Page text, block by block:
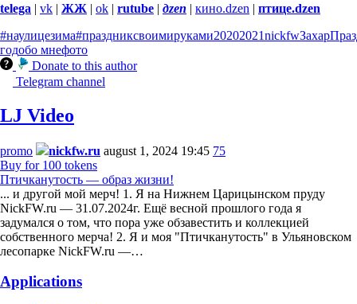
telega | vk | ЖЖ | ok | rutube | дzen | кино.dzen | птице.dzen
#наулицезима#праздниксвоимируками20202021nickfwЗахар
годобо мнефото
Donate to this author
Telegram channel
LJ Video
promo nickfw.ru august 1, 2024 19:45 75
Buy for 100 tokens
Птичканутость — образ жизни!
... и другой мой мерч! 1. Я на Нижнем Царицынском пруду
NickFW.ru — 31.07.2024г. Ещё весной прошлого года я
задумался о том, что пора уже обзавестить и коллекцией
собственного мерча! 2. Я и моя "Птичканутость" в Ульяновском
лесопарке NickFW.ru —…
Applications